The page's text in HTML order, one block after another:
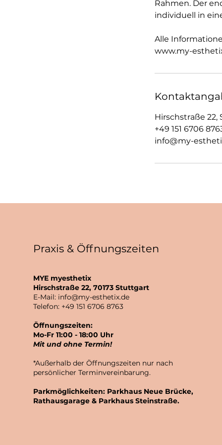
Rahmen. Der
individuell in
Alle
www.my-
Hirschstraße
+49 151 6706
info@my-
MYE myesthetix
Hirschstraße 22, 70173 Stuttgart
E-Mail: info@my-esthetix.de
Telefon: +49 151 6706 8763
Öffnungszeiten:
Mo-Fr 11:00 - 18:00 Uhr
Mit und ohne Termin!
*Außerhalb der Öffnungszeiten nur nach
persönlicher Terminvereinbarung.
Parkmöglichkeiten: Parkhaus Neue Brücke,
Rathausgarage & Parkhaus Steinstraße.
Praxis & Öffnungszeiten